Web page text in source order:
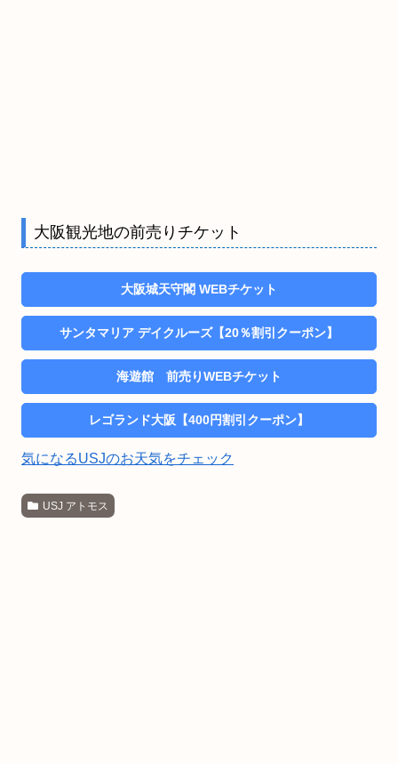
大阪観光地の前売りチケット
大阪城天守閣 WEBチケット
サンタマリア デイクルーズ【20％割引クーポン】
海遊館 前売りWEBチケット
レゴランド大阪【400円割引クーポン】
気になるUSJのお天気をチェック
USJ アトモス